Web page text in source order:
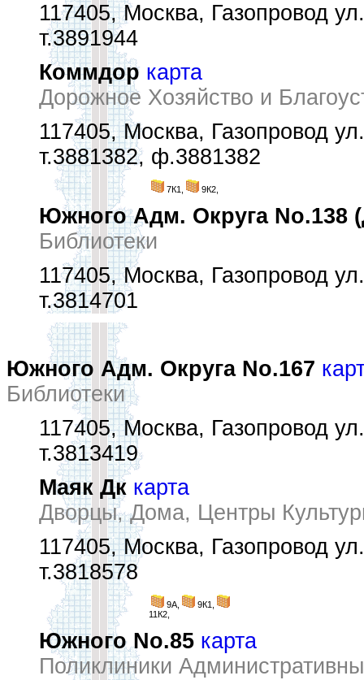
117405, Москва, Газопровод
т.3891944
Коммдор карта
Дорожное Хозяйство и
117405, Москва, Газопровод
т.3881382, ф.3881382
7К1, 9К2,
Южного Адм. Округа No.138
Библиотеки
117405, Москва, Газопровод
т.3814701
Южного Адм. Округа No.167
Библиотеки
117405, Москва, Газопровод
т.3813419
Маяк Дк карта
Дворцы, Дома, Центры
117405, Москва, Газопровод
т.3818578
9А,
9К1,
11К2,
Южного No.85 карта
Поликлиники